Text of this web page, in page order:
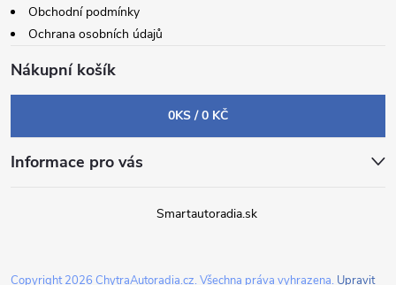
Obchodní podmínky
Ochrana osobních údajů
Nákupní košík
0KS /0 KČ
Informace pro vás
Smartautoradia.sk
Copyright 2026 ChytraAutoradia.cz. Všechna práva vyhrazena. Upravit